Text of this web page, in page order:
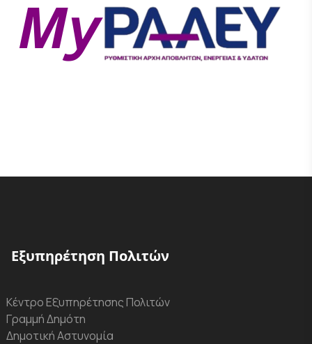
Εξυπηρέτηση Πολιτών
Κέντρο Εξυπηρέτησης Πολιτών
Γραμμή Δημότη
Δημοτική Αστυνομία